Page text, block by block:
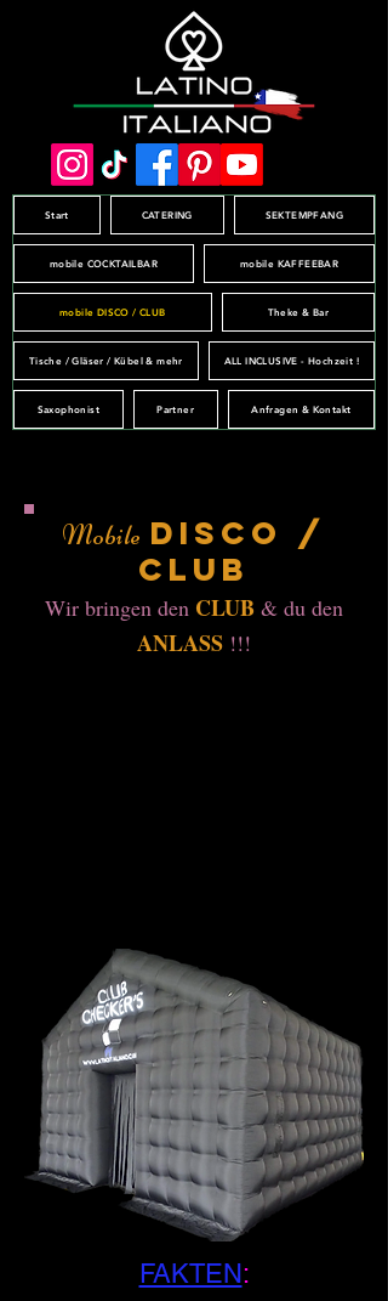
Start CATERING SEKTEMPFANG
mobile COCKTAILBAR mobile KAFFEEBAR
mobile DISCO / CLUB Theke & Bar
Tische / Gläser / Kübel & mehr ALL INCLUSIVE - Hochzeit !
Saxophonist Partner Anfragen & Kontakt
Mobile DIsco /
Club
Wir bringen den CLUB & du den
ANLASS !!!
FAKTEN: